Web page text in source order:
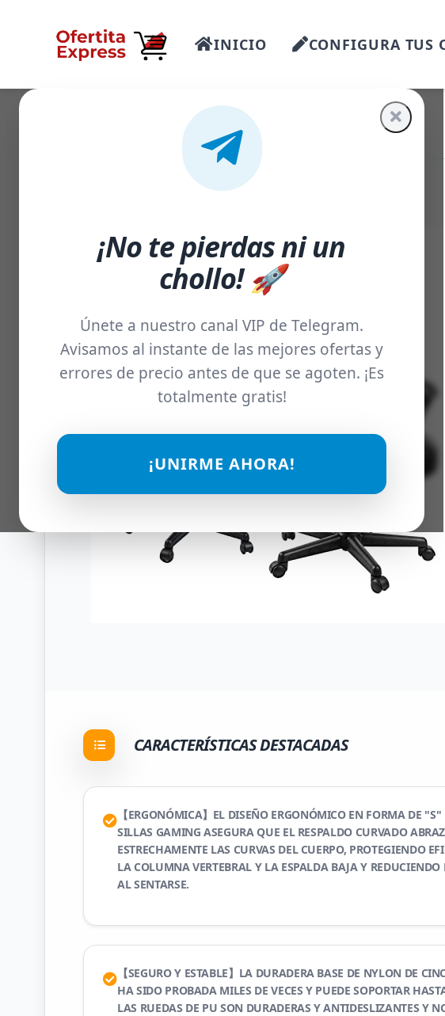
INICIO CONFIGURA TUS
¡No te pierdas ni un
chollo! 🚀
Únete a nuestro canal VIP de Telegram.
Avisamos al instante de las mejores ofertas y
errores de precio antes de que se agoten. ¡Es
totalmente gratis!
¡UNIRME AHORA!
CARACTERÍSTICAS DESTACADAS
【ERGONÓMICA】EL DISEÑO ERGONÓMICO EN FORMA DE "S"
SILLAS GAMING ASEGURA QUE EL RESPALDO CURVADO
ESTRECHAMENTE LAS CURVAS DEL CUERPO, PROTEGIENDO
LA COLUMNA VERTEBRAL Y LA ESPALDA BAJA Y REDUCIENDO
AL SENTARSE.
【SEGURO Y ESTABLE】LA DURADERA BASE DE NYLON DE
HA SIDO PROBADA MILES DE VECES Y PUEDE SOPORTAR
LAS RUEDAS DE PU SON DURADERAS Y ANTIDESLIZANTES Y